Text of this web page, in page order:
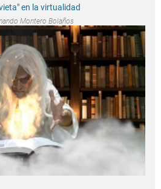
en la virtualidad
Montero Bolaños